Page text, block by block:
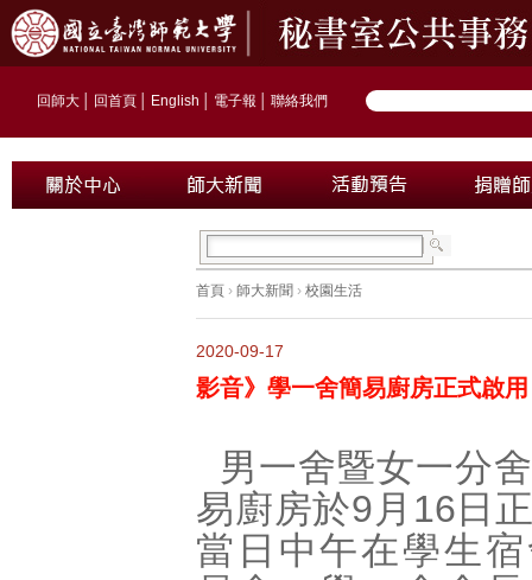
回師大 回首頁 English 電子報 聯絡我們
首頁 › 師大新聞 › 校園生活
2020-09-17
影音》學一舍簡易廚房正式啟
男一舍暨女一分
易廚房於9月16日
當日中午在學生